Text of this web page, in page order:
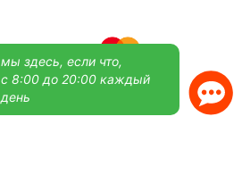
мы здесь, если что,
с 8:00 до 20:00 каждый
день